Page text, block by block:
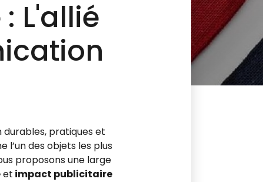
L'allié
pratiques et
l’un des objets les plus
proposons une large
et impact publicitaire